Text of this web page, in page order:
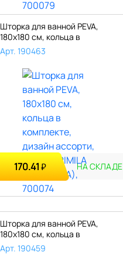
Шторка для ванной PEVA,
180х180 см, кольца в
комплекте,..
Арт. 190463
170.41₽ НА СКЛАДЕ
Шторка для ванной PEVA,
180х180 см, кольца в
комплекте,..
Арт. 190459